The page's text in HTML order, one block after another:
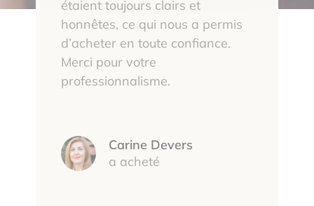
étaient toujours clairs et
honnêtes, ce qui nous a permis
d’acheter en toute confiance.
Merci pour votre
professionnalisme.
Carine Devers
a acheté